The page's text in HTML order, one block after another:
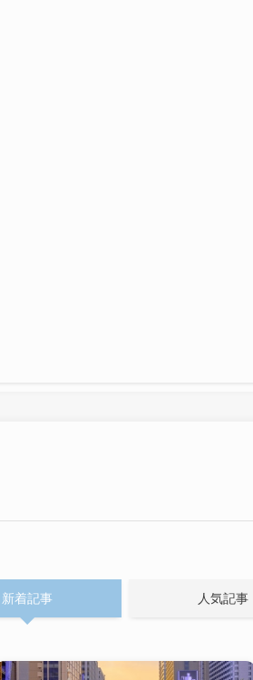
新着記事 人気記事